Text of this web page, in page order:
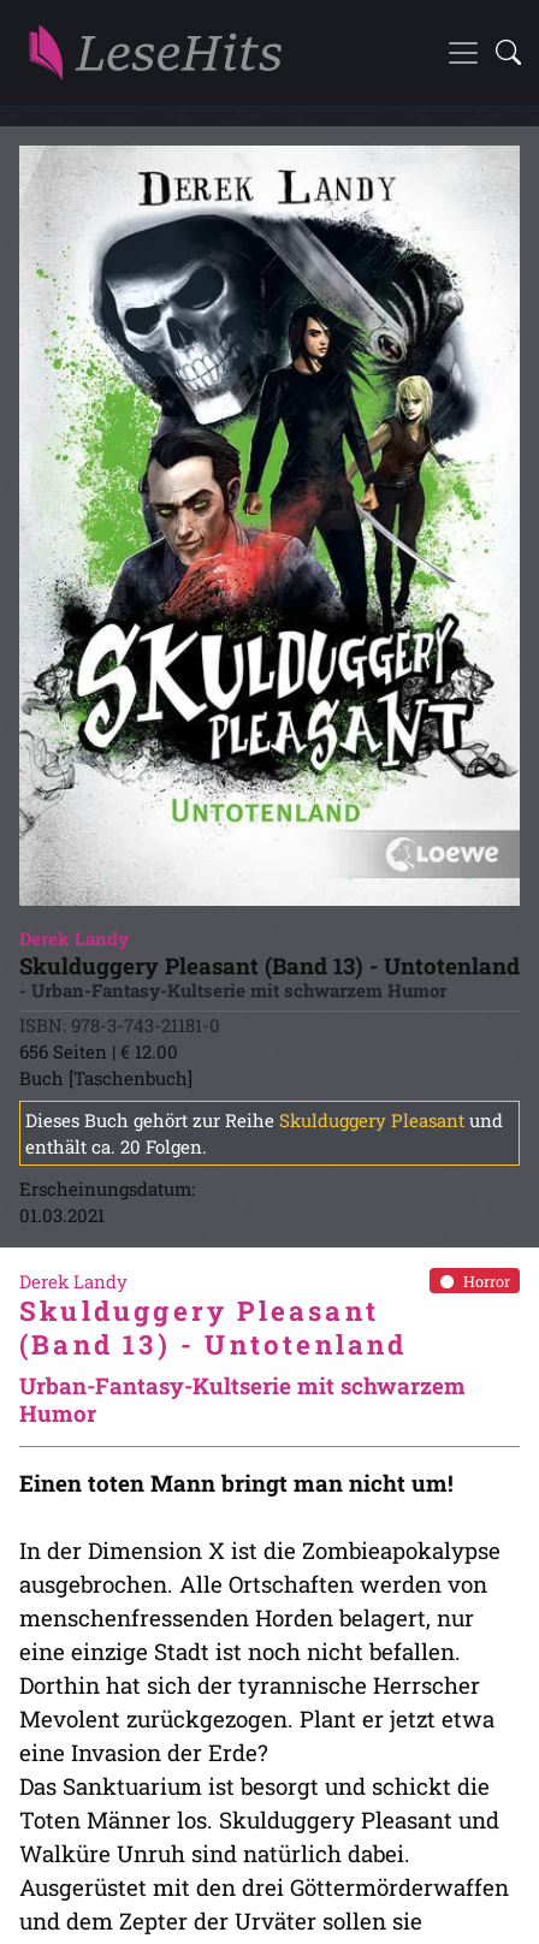
Derek Landy
Skulduggery Pleasant (Band 13) - Untotenland
- Urban-Fantasy-Kultserie mit schwarzem Humor
ISBN: 978-3-743-21181-0
656 Seiten | € 12.00
Buch [Taschenbuch]
Dieses Buch gehört zur Reihe Skulduggery Pleasant und
enthält ca. 20 Folgen.
Erscheinungsdatum:
01.03.2021
Horror
Derek Landy
Skulduggery Pleasant
(Band 13) - Untotenland
Urban-Fantasy-Kultserie mit schwarzem
Humor
Einen toten Mann bringt man nicht um!
In der Dimension X ist die Zombieapokalypse
ausgebrochen. Alle Ortschaften werden von
menschenfressenden Horden belagert, nur
eine einzige Stadt ist noch nicht befallen.
Dorthin hat sich der tyrannische Herrscher
Mevolent zurückgezogen. Plant er jetzt etwa
eine Invasion der Erde?
Das Sanktuarium ist besorgt und schickt die
Toten Männer los. Skulduggery Pleasant und
Walküre Unruh sind natürlich dabei.
Ausgerüstet mit den drei Göttermörderwaffen
und dem Zepter der Urväter sollen sie